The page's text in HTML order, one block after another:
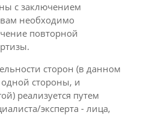
с заключением
необходимо
повторной
сторон (в данном
одной стороны, и
реализуется путем
эксперта - лица,